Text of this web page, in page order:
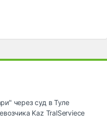
через суд в Туле
Kaz TralServiece